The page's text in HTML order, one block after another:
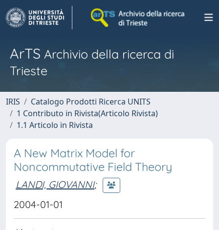
ArTS Archivio della ricerca di
Trieste
IRIS
Catalogo Prodotti Ricerca UNITS
1 Contributo in Rivista(Articolo Rivista)
1.1 Articolo in Rivista
A New Matrix Model for
Noncommutative Field Theory
LANDI, GIOVANNI;
2004-01-01